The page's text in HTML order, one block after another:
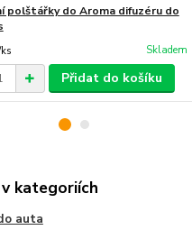
polštářky do Aroma difuzéru do
ks Skladem
Přidat do košíku
kategoriích
auta